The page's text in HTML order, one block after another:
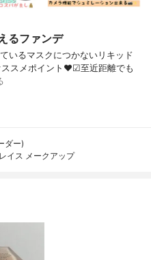
るファンデ
いるマスクにつかないリキッド
スメポイント❤︎☑︎至近距離でも
ダー)
イス メークアップ